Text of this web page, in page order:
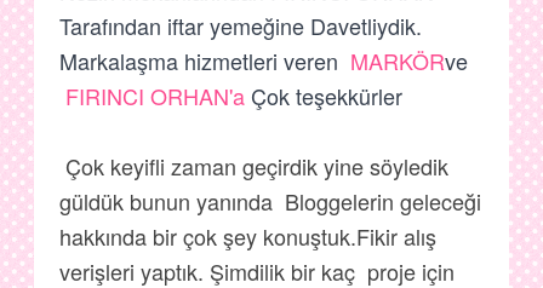
Tarafından iftar yemeğine Davetliydik.
Markalaşma hizmetleri veren MARKÖRve
FIRINCI ORHAN'a Çok teşekkürler
Çok keyifli zaman geçirdik yine söyledik
güldük bunun yanında Bloggelerin geleceği
hakkında bir çok şey konuştuk.Fikir alış
verişleri yaptık. Şimdilik bir kaç proje için